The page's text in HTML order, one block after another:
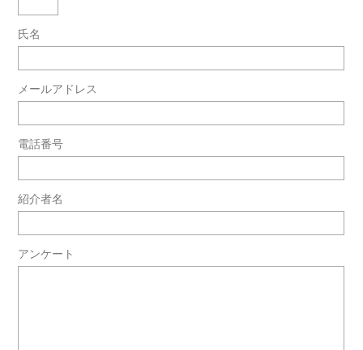
氏名
メールアドレス
電話番号
紹介者名
アンケート